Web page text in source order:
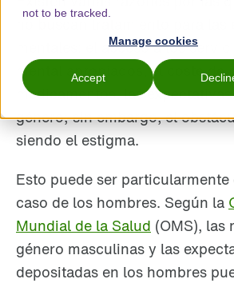
not to be tracked.
Manage cookies
Accept
no buscan tratamiento para
mentales: el acceso a los
mental apropiados, el coste de
medicamentos, las
género; sin embargo, el
siendo el estigma.
Esto puede ser
caso de los hombres. Según la
Mundial de la Salud (OMS), las
género masculinas y las
depositadas en los hombres